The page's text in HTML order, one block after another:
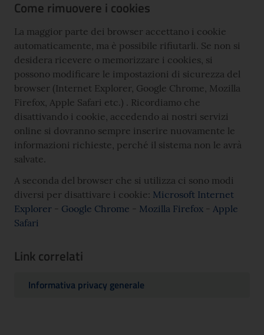
Come rimuovere i cookies
La maggior parte dei browser accettano i cookie
automaticamente, ma è possibile rifiutarli. Se non si
desidera ricevere o memorizzare i cookies, si
possono modificare le impostazioni di sicurezza del
browser (Internet Explorer, Google Chrome, Mozilla
Firefox, Apple Safari etc.) . Ricordiamo che
disattivando i cookie, accedendo ai nostri servizi
online si dovranno sempre inserire nuovamente le
informazioni richieste, perché il sistema non le avrà
salvate.
A seconda del browser che si utilizza ci sono modi
diversi per disattivare i cookie: Microsoft Internet
Explorer - Google Chrome - Mozilla Firefox - Apple
Safari
Link correlati
Informativa privacy generale